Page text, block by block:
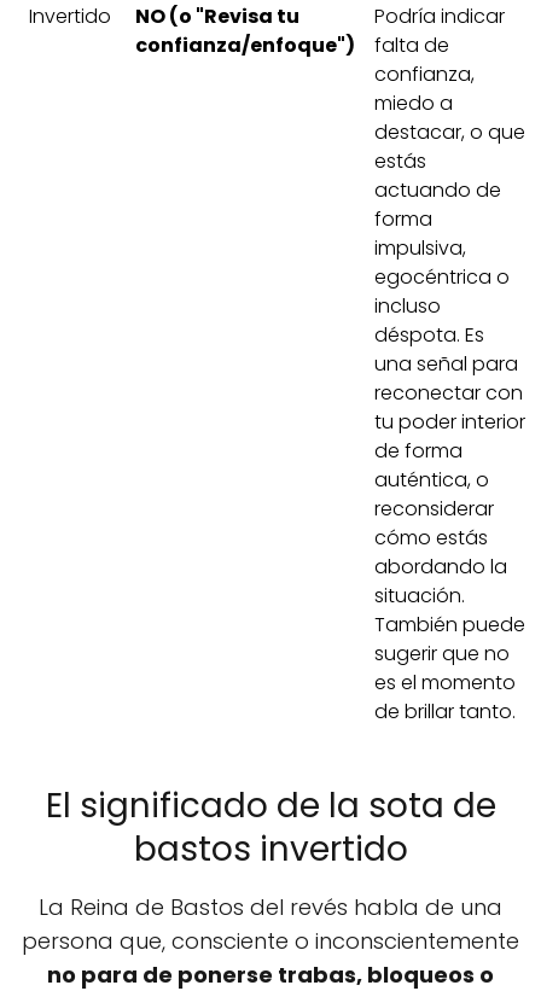
Invertido
NO (o "Revisa tu
confianza/enfoque")
Podría indicar
falta de
confianza,
miedo a
destacar, o que
estás
actuando de
forma
impulsiva,
egocéntrica o
incluso
déspota. Es
una señal para
reconectar con
tu poder interior
de forma
auténtica, o
reconsiderar
cómo estás
abordando la
situación.
También puede
sugerir que no
es el momento
de brillar tanto.
El significado de la sota de
bastos invertido
La Reina de Bastos del revés habla de una
persona que, consciente o inconscientemente
no para de ponerse trabas, bloqueos o